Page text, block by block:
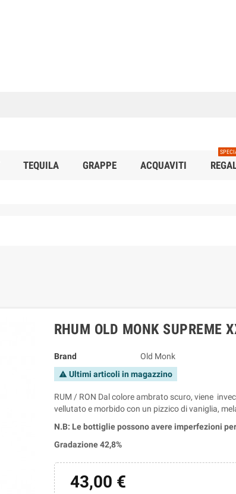
TEQUILA GRAPPE ACQUAVITI
RHUM OLD MONK SUPREME
Brand Old Monk
warning Ultimi articoli in magazzino
RUM / RON Dal colore ambrato scuro, viene
vellutato e morbido con un pizzico di vaniglia,
N.B: Le bottiglie possono avere imperfezioni
Gradazione 42,8%
43,00 €